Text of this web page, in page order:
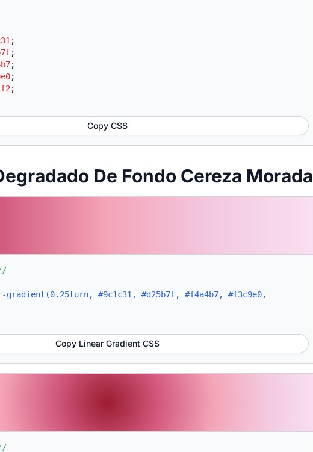
;
;
;
;
;
Copy CSS
De Fondo Cereza Morada
gradient(0.25turn, #9c1c31, #d25b7f, #f4a4b7, #f3c9e0,
Copy Linear Gradient CSS